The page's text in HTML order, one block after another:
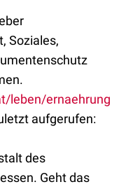
Soziales,
leben/ernaehrung
aufgerufen:
des
Geht das